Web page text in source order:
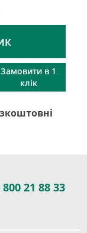
Замовити в 1
клік
800 21 88 33